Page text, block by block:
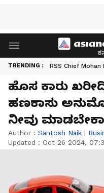
TRENDING : RSS Chief Mohan
ಹೊಸ ಕಾರು
ಹಣಕಾಸು
ನೀವು
Author : Santosh Naik |
Updated : Oct 26 2024,